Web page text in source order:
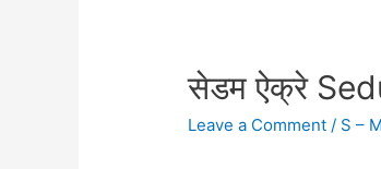
सेडम ऐक्रे
Leave a Comment / S –